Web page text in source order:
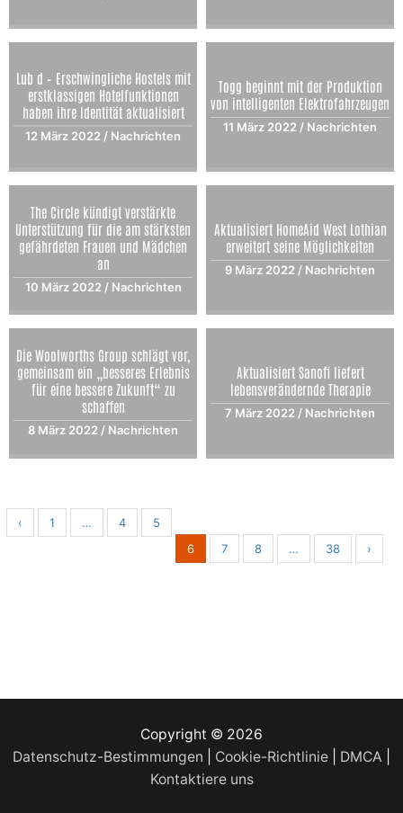
Lub d – Erschwingliche Hostels mit
erstklassigen Hotelfunktionen
haben ihre Identität aktualisiert
12 März 2022 / Nachrichten
Togg beginnt mit der Produktion
von intelligenten Elektrofahrzeugen
11 März 2022 / Nachrichten
The Circle kündigt verstärkte
Unterstützung für die am stärksten
gefährdeten Frauen und Mädchen
an
10 März 2022 / Nachrichten
Aktualisiert HomeAid West Lothian
erweitert seine Möglichkeiten
9 März 2022 / Nachrichten
Die Woolworths Group schlägt vor,
gemeinsam ein „besseres Erlebnis
für eine bessere Zukunft“ zu
schaffen
8 März 2022/ Nachrichten
Aktualisiert Sanofi liefert
lebensverändernde Therapie
7 März 2022/ Nachrichten
‹ 1 … 4
5
6
7 8 … 38 ›
Copyright © 2026
Datenschutz-Bestimmungen
Cookie-Richtlinie DMCA
Kontaktiere uns